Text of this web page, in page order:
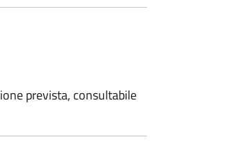
prevista, consultabile